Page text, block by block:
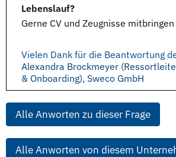
Lebenslauf?
Gerne CV und Zeugnisse mitbringen
Vielen Dank für die Beantwortung
Alexandra Brockmeyer
& Onboarding), Sweco GmbH
Alle Anworten zu dieser Frage
Alle Anworten von diesem